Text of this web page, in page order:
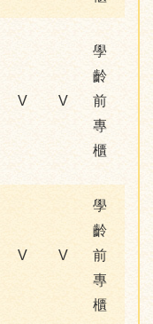
V V
學
齡
前
專
櫃
V V
學
齡
前
專
櫃